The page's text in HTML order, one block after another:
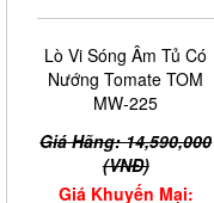
Lò Vi Sóng Âm Tủ Có
Nướng Tomate TOM
MW-225
Giá Hãng: 14,590,000
(VNĐ)
Giá Khuyến Mại: